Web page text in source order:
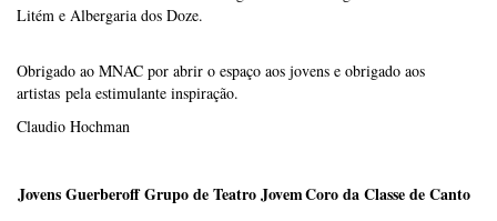
Litém e Albergaria dos Doze.
Obrigado ao MNAC por abrir o espaço aos jovens e obrigado aos
artistas pela estimulante inspiração.
Claudio Hochman
Jovens Guerberoff Grupo de Teatro JovemCoro da Classe de Canto